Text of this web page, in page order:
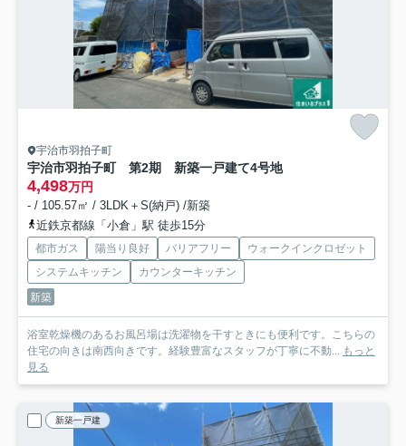
宇治市羽拍子町
宇治市羽拍子町 第2期 新築一戸建て4号地
4,498万円
- / 105.57㎡ / 3LDK＋S(納戸) /新築
近鉄京都線「小倉」駅 徒歩15分
都市ガス 陽当り良好 バリアフリー
ウォークインクロゼット
システムキッチン
カウンターキッチン
新築
浴室乾燥機のあるお風呂場は洗濯物を干すときにも便利です。こちらの
住宅の向きは南西向きです。経験豊富なスタッフが丁寧に不動... もっと
見る
新築一戸建